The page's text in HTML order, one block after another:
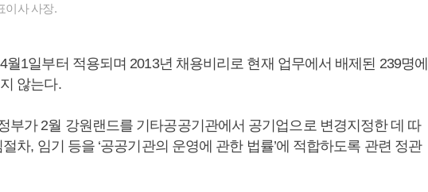
이사 사장.
월1일부터 적용되며 2013년 채용비리로 현재 업무에서 배제된 239명에
않는다.
부가 2월 강원랜드를 기타공공기관에서 공기업으로 변경지정한 데 따
차, 임기 등을 ‘공공기관의 운영에 관한 법률’에 적합하도록 관련 정관